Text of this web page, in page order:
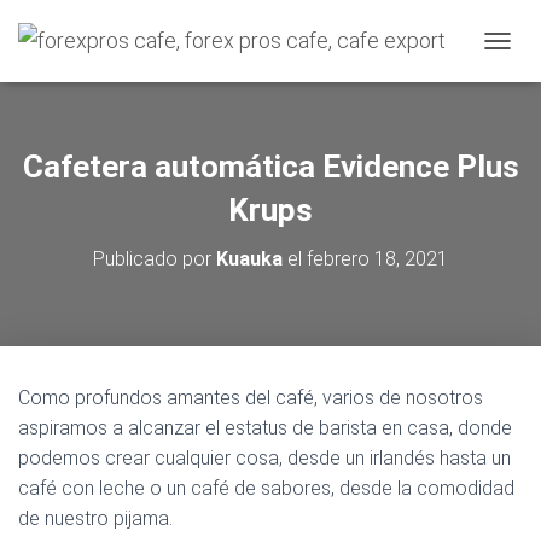
A
A
E
C
Cafetera automática Evidence Plus
Krups
Publicado por Kuauka el febrero 18, 2021
Como profundos amantes del café, varios de nosotros
aspiramos a alcanzar el estatus de barista en casa, donde
podemos crear cualquier cosa, desde un irlandés hasta un
café con leche o un café de sabores, desde la comodidad
de nuestro pijama.